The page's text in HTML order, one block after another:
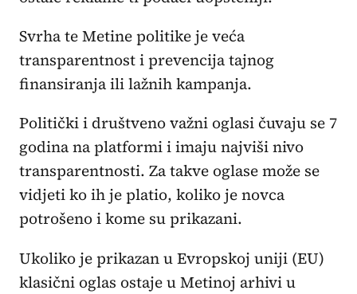
Svrha te Metine politike je veća
transparentnost i prevencija tajnog
finansiranja ili lažnih kampanja.
Politički i društveno važni oglasi čuvaju se 7
godina na platformi i imaju najviši nivo
transparentnosti. Za takve oglase može se
vidjeti ko ih je platio, koliko je novca
potrošeno i kome su prikazani.
Ukoliko je prikazan u Evropskoj uniji (EU)
klasični oglas ostaje u Metinoj arhivi u